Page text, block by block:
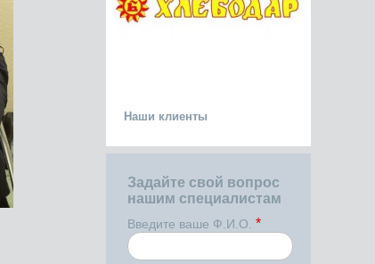
Наши клиенты
Задайте свой вопрос
нашим специалистам
Введите ваше Ф.И.О. *